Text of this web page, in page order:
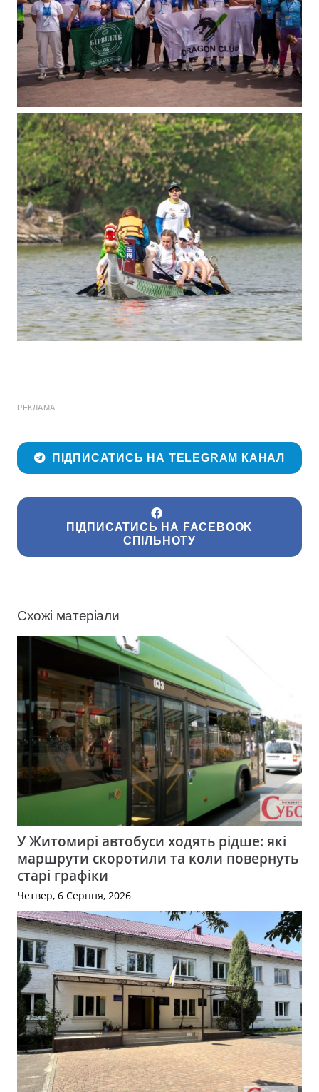
РЕКЛАМА
ПІДПИСАТИСЬ НА TELEGRAM КАНАЛ
ПІДПИСАТИСЬ НА FACEBOOK
СПІЛЬНОТУ
Схожі матеріали
У Житомирі автобуси ходять рідше: які
маршрути скоротили та коли повернуть
старі графіки
Четвер, 6 Серпня, 2026